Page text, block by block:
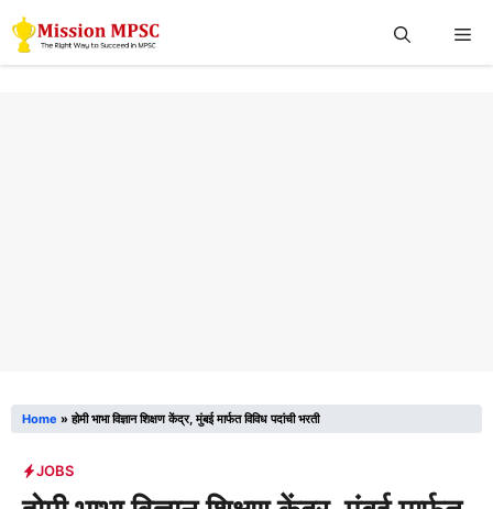
Skip
to
Home »होमी भाभा विज्ञान शिक्षण केंद्र, मुंबई मार्फत विविध पदांची भरती
JOBS